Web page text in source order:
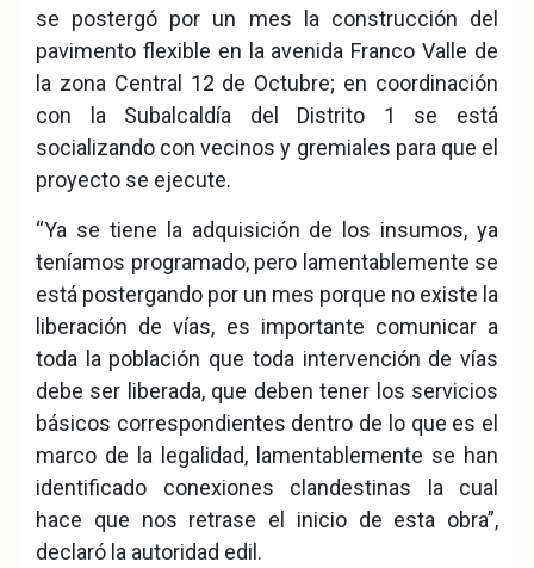
se postergó por un mes la construcción del
pavimento flexible en la avenida Franco Valle de
la zona Central 12 de Octubre; en coordinación
con la Subalcaldía del Distrito 1 se está
socializando con vecinos y gremiales para que el
proyecto se ejecute.
“Ya se tiene la adquisición de los insumos, ya
teníamos programado, pero lamentablemente se
está postergando por un mes porque no existe la
liberación de vías, es importante comunicar a
toda la población que toda intervención de vías
debe ser liberada, que deben tener los servicios
básicos correspondientes dentro de lo que es el
marco de la legalidad, lamentablemente se han
identificado conexiones clandestinas la cual
hace que nos retrase el inicio de esta obra”,
declaró la autoridad edil.